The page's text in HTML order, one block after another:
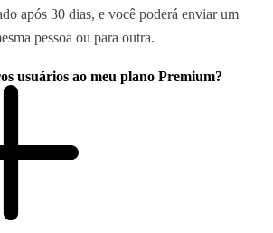
após 30 dias, e você poderá enviar um
pessoa ou para outra.
usuários ao meu plano Premium?